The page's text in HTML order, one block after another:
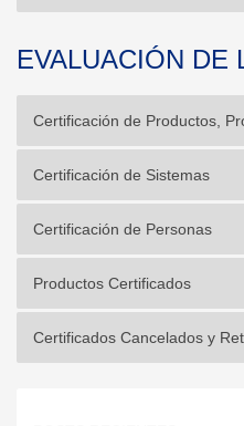
EVALUACIÓN DE
Certificación de Productos,
Certificación de Sistemas
Certificación de Personas
Productos Certificados
Certificados Cancelados y